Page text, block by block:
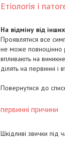
Етіологія і
На відміну від
Проявлятися все
не може повноцінно
впливають на
ділять на первинні і
Повернутися до
первинні причини
Шкідливі звички під